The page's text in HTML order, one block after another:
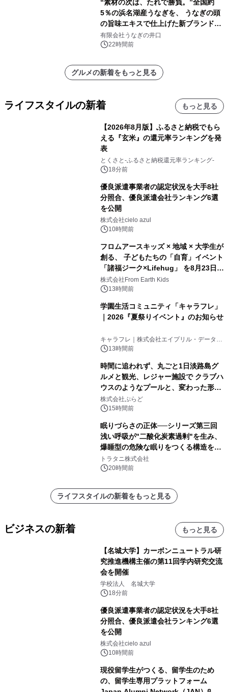
“素材の次は、たれで勝負。”全国約
5％の浜名湖産うなぎを、 うなぎの頭
の旨味エキスで仕上げた新ブランド
「井口の誉」誕生
有限会社うなぎの井口
22時間前
グルメの新着をもっと見る
ライフスタイルの新着 もっと見る
【2026年8月版】ふるさと納税でもら
える『玄米』の還元率ランキングを発
表
とくさと-ふるさと納税還元率ランキング-
18分前
優良派遣事業者の認定状況を大手8社
分照合、優良派遣会社ランキング6選
を公開
株式会社cielo azul
10時間前
フロムアースキッズ × 地域 × 大学生が
創る、 子どもたちの「自育」イベント
「諸福ジーク×Lifehug」 を8月23日
(日)開催
株式会社From Earth Kids
13時間前
学園生活コミュニティ「キャラフレ」
｜2026『夏祭りイベント』のお知らせ
キャラフレ｜株式会社エイプリル・データ・
デザインズ
13時間前
時間に追われず、丸ごと1日淡路島グ
ルメと観光、レジャー施設で クラブハ
ウスのようなプールと、変わった形の
サウナも 「THE BOXY AWAJI」のお
得な素泊まり連泊プランで
株式会社ぷらど
15時間前
眠りづらさの正体──シリーズ第三回
浅い呼吸が"二酸化炭素過剰"を生み、
爆睡型の危険な眠りをつくる構造を解
説
トラタニ株式会社
20時間前
ライフスタイルの新着をもっと見る
ビジネスの新着 もっと見る
【名城大学】カーボンニュートラル研
究推進機構主催の第11回学内研究交流
会を開催
学校法人 名城大学
18分前
優良派遣事業者の認定状況を大手8社
分照合、優良派遣会社ランキング6選
を公開
株式会社cielo azul
10時間前
現役留学生がつくる、留学生のため
の、留学生専用プラットフォーム